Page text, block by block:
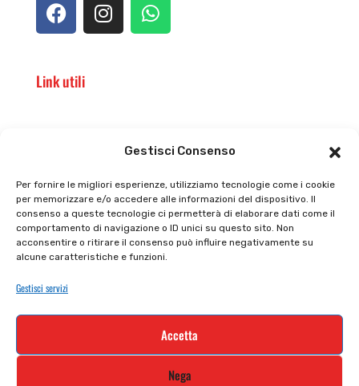
Gestisci Consenso
Per fornire le migliori esperienze, utilizziamo tecnologie come i cookie
per memorizzare e/o accedere alle informazioni del dispositivo. Il
consenso a queste tecnologie ci permetterà di elaborare dati come il
comportamento di navigazione o ID unici su questo sito. Non
acconsentire o ritirare il consenso può influire negativamente su
alcune caratteristiche e funzioni.
Gestisci servizi
Accetta
Nega
Link utili
Privacy policy
Cookie policy
Tutti prodotti
Termini e condizioni
Iscriviti alla nostra newsletter e rimani